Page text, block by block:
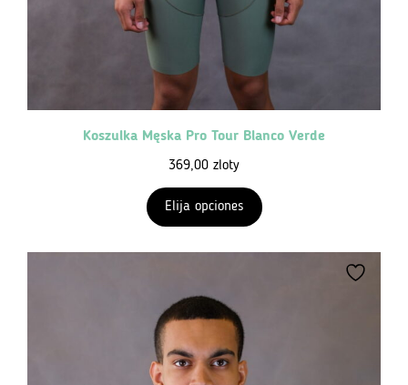
Koszulka Męska Pro Tour Blanco Verde
369,00 zloty
Elija opciones